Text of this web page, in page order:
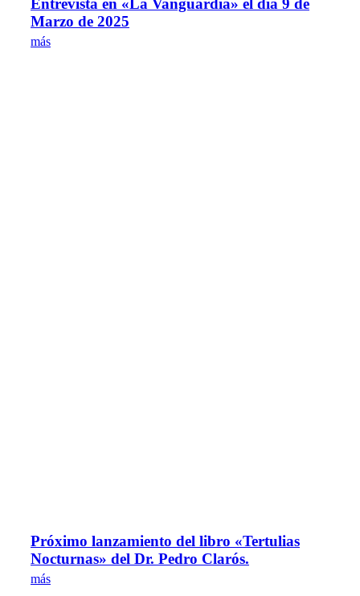
Entrevista en «La Vanguardia» el día 9 de
Marzo de 2025
más
Próximo lanzamiento del libro «Tertulias
Nocturnas» del Dr. Pedro Clarós.
más